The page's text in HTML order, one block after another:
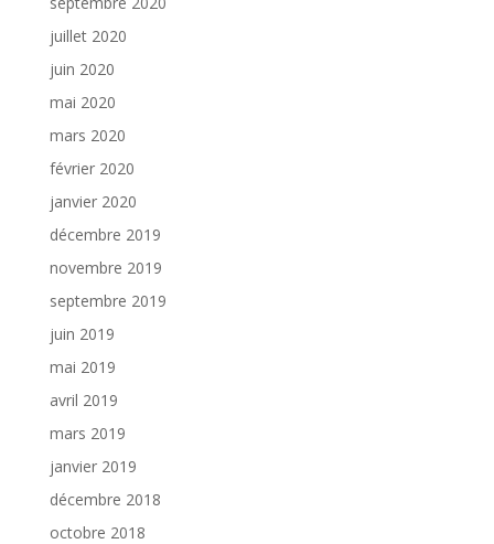
juillet 2020
juin 2020
mai 2020
mars 2020
février 2020
janvier 2020
décembre 2019
novembre 2019
septembre 2019
juin 2019
mai 2019
avril 2019
mars 2019
janvier 2019
décembre 2018
octobre 2018